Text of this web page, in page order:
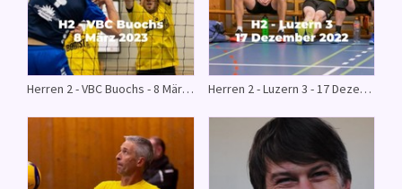
Herren 2 - VBC Buochs - 8 März 2023 Herren 2 - Luzern 3 - 17 Dezember 2022